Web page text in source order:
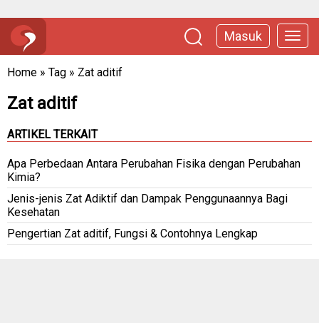
Masuk
Home » Tag » Zat aditif
Zat aditif
ARTIKEL TERKAIT
Apa Perbedaan Antara Perubahan Fisika dengan Perubahan
Kimia?
Jenis-jenis Zat Adiktif dan Dampak Penggunaannya Bagi
Kesehatan
Pengertian Zat aditif, Fungsi & Contohnya Lengkap